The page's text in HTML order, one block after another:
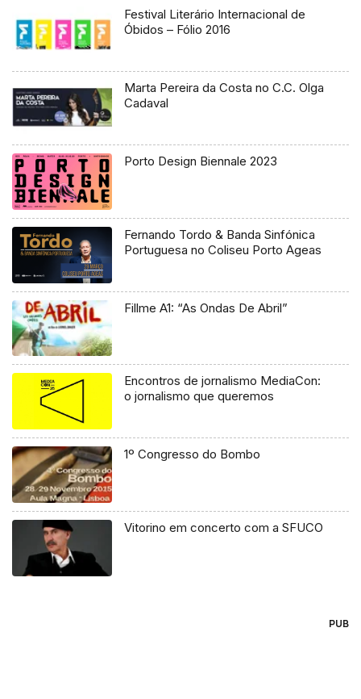
Festival Literário Internacional de
Óbidos – Fólio 2016
Marta Pereira da Costa no C.C. Olga
Cadaval
Porto Design Biennale 2023
Fernando Tordo & Banda Sinfónica
Portuguesa no Coliseu Porto Ageas
Fillme A1: “As Ondas De Abril”
Encontros de jornalismo MediaCon:
o jornalismo que queremos
1º Congresso do Bombo
Vitorino em concerto com a SFUCO
PUB